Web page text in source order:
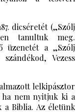
dicséretét („Szólj
tanultuk meg.
üzenetét a „Szólj
Vezess
lelkipásztor
nem nyitjuk ki a
Biblia. Az életünk